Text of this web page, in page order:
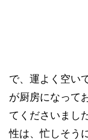
で、運よく空い
が厨房になって
てくださいまし
性は、忙しそう